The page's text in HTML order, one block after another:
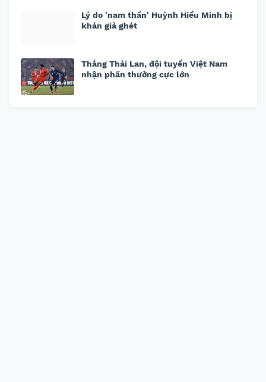
Lý do 'nam thần' Huỳnh Hiểu Minh bị
khán giả ghét
Thắng Thái Lan, đội tuyển Việt Nam
nhận phần thưởng cực lớn